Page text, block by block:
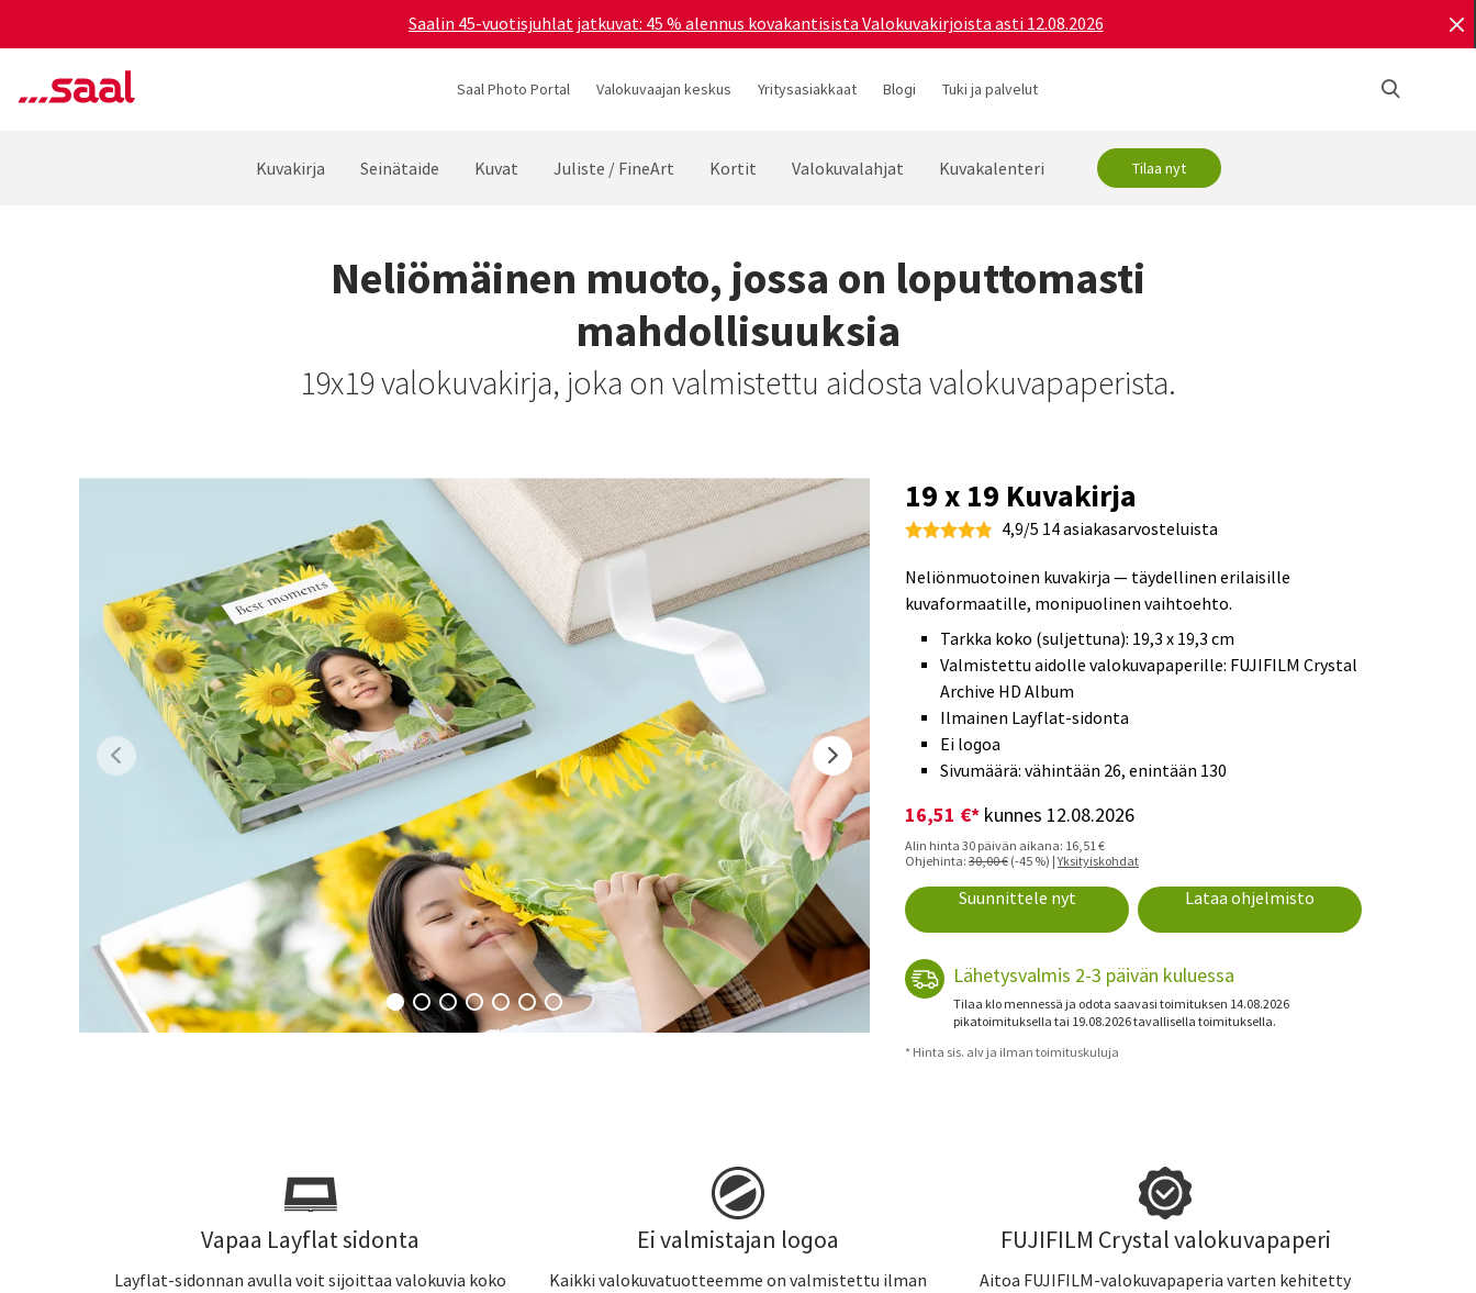
Saalin 45-vuotisjuhlat jatkuvat: 45 % alennus kovakantisista Valokuvakirjoista asti 12.08.2026
Saal Photo Portal Valokuvaajan keskus Yritysasiakkaat Blogi Tuki ja palvelut
Kuvakirja Seinätaide Kuvat Juliste / FineArt Kortit Valokuvalahjat Kuvakalenteri Tilaa nyt
Neliömäinen muoto, jossa on loputtomasti
mahdollisuuksia
19x19 valokuvakirja, joka on valmistettu aidosta valokuvapaperista.
19 x 19 Kuvakirja
4,9/5 14 asiakasarvosteluista
Neliönmuotoinen kuvakirja — täydellinen erilaisille
kuvaformaatille, monipuolinen vaihtoehto.
Tarkka koko (suljettuna): 19,3 x 19,3 cm
Valmistettu aidolle valokuvapaperille: FUJIFILM Crystal
Archive HD Album
Ilmainen Layflat-sidonta
Ei logoa
Sivumäärä: vähintään 26, enintään 130
16,51 €* kunnes 12.08.2026
Alin hinta 30 päivän aikana: 16,51 €
Ohjehinta:30,00 €(-45 %) |Yksityiskohdat
Suunnittele nyt Lataa ohjelmisto
Lähetysvalmis 2-3 päivän kuluessa
Tilaa klo mennessä ja odota saavasi toimituksen 14.08.2026
pikatoimituksella tai 19.08.2026 tavallisella toimituksella.
* Hinta sis. alv ja ilman toimituskuluja
Vapaa Layflat sidonta
Layflat-sidonnan avulla voit sijoittaa valokuvia koko
Ei valmistajan logoa
Kaikki valokuvatuotteemme on valmistettu ilman
FUJIFILM Crystal valokuvapaperi
Aitoa FUJIFILM-valokuvapaperia varten kehitetty